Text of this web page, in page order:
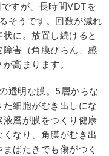
すが、長時間VDTを
そうです。回数が減れ
に。放置し続けると
害（角膜びらん、感
高まります。
透明な膜。5層からな
細胞がむき出しにな
層が膜をつくり健康
なり、角膜がむき出
ばたきでも傷がつく